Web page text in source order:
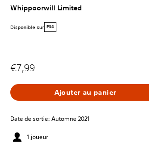
Whippoorwill Limited
Disponible sur PS4
€7,99
Ajouter au panier
Date de sortie: Automne 2021
1 joueur